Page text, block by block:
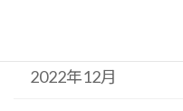
2022年12月